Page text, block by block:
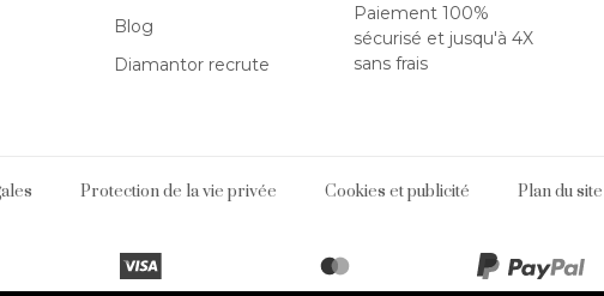
Blog
Diamantor recrute
Paiement 100%
sécurisé et jusqu'à 4X
sans frais
Protection de la vie privée Cookies et publicité Plan du site